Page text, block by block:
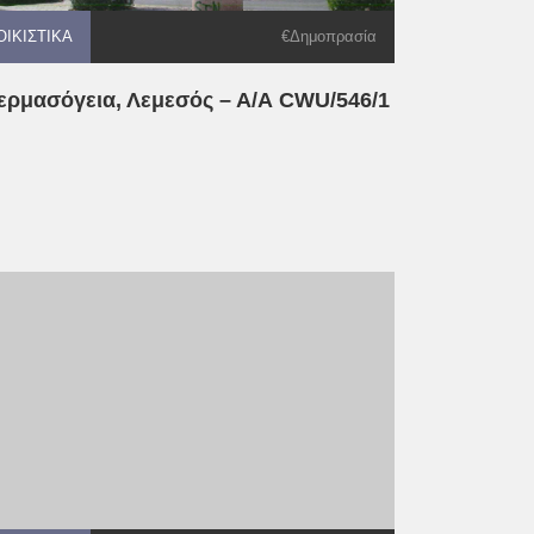
€Δημοπρασία
Λεμεσός – Α/Α CWU/546/1